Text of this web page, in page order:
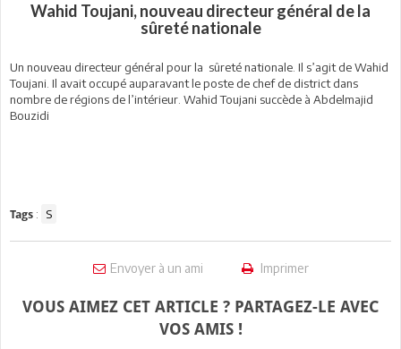
Wahid Toujani, nouveau directeur général de la
sûreté nationale
Un nouveau directeur général pour la sûreté nationale. Il s’agit de Wahid
Toujani. Il avait occupé auparavant le poste de chef de district dans
nombre de régions de l’intérieur. Wahid Toujani succède à Abdelmajid
Bouzidi
Tags : S
Envoyer à un ami Imprimer
VOUS AIMEZ CET ARTICLE ? PARTAGEZ-LE AVEC
VOS AMIS !